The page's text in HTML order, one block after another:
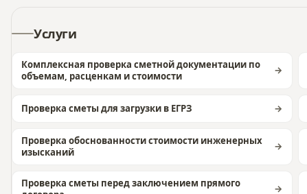
Услуги
Комплексная проверка сметной документации по
объемам, расценкам и стоимости
Проверка сметы для загрузки в ЕГРЗ
Проверка обоснованности стоимости инженерных
изысканий
Проверка сметы перед заключением прямого